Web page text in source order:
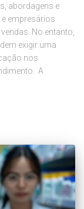
abordagens e
empresários
No entanto,
exigir uma
nos
A